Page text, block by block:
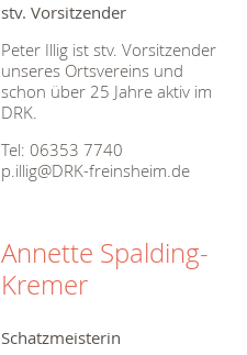
stv. Vorsitzender
Peter Illig ist stv. Vorsitzender
unseres Ortsvereins und
schon über 25 Jahre aktiv im
DRK.
Tel: 06353 7740
p.illig@DRK-freinsheim.de
Annette Spalding-
Kremer
Schatzmeisterin